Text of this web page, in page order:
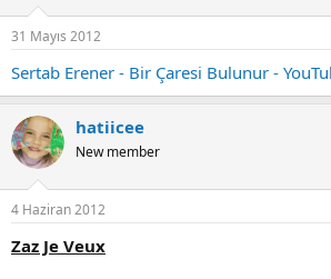
31 Mayıs 2012
Sertab Erener - Bir Çaresi Bulunur -
hatiicee
New member
4 Haziran 2012
Zaz Je Veux